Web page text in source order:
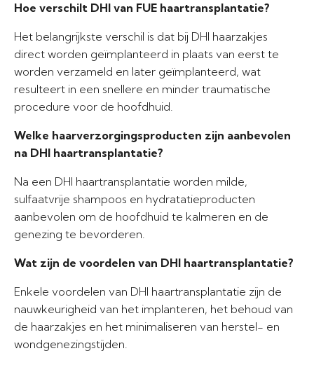
Hoe verschilt DHI van FUE haartransplantatie?
Het belangrijkste verschil is dat bij DHI haarzakjes
direct worden geïmplanteerd in plaats van eerst te
worden verzameld en later geïmplanteerd, wat
resulteert in een snellere en minder traumatische
procedure voor de hoofdhuid.
Welke haarverzorgingsproducten zijn aanbevolen
na DHI haartransplantatie?
Na een DHI haartransplantatie worden milde,
sulfaatvrije shampoos en hydratatieproducten
aanbevolen om de hoofdhuid te kalmeren en de
genezing te bevorderen.
Wat zijn de voordelen van DHI haartransplantatie?
Enkele voordelen van DHI haartransplantatie zijn de
nauwkeurigheid van het implanteren, het behoud van
de haarzakjes en het minimaliseren van herstel- en
wondgenezingstijden.